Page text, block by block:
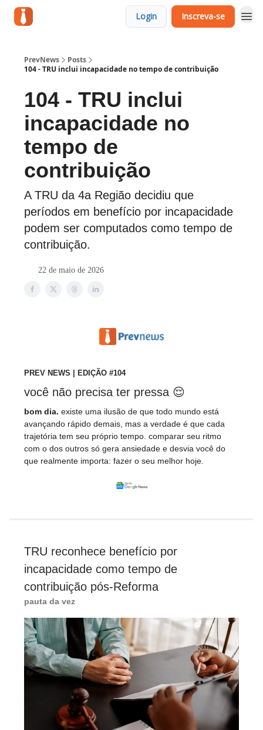
Login Inscreva-se
PrevNews
Posts
104 - TRU inclui incapacidade no tempo de contribuição
104 - TRU inclui
incapacidade no
tempo de
contribuição
A TRU da 4a Região decidiu que
períodos em benefício por incapacidade
podem ser computados como tempo de
contribuição.
22 de maio de 2026
PREV NEWS | EDIÇÃO #104
você não precisa ter pressa 😌
bom dia. existe uma ilusão de que todo mundo está
avançando rápido demais, mas a verdade é que cada
trajetória tem seu próprio tempo. comparar seu ritmo
com o dos outros só gera ansiedade e desvia você do
que realmente importa: fazer o seu melhor hoje.
TRU reconhece benefício por
incapacidade como tempo de
contribuição pós-Reforma
pauta da vez